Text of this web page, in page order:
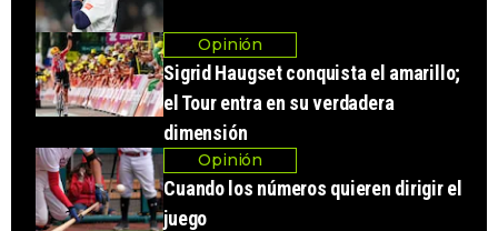
Opinión
Sigrid Haugset conquista el amarillo;
el Tour entra en su verdadera
dimensión
Opinión
Cuando los números quieren dirigir el
juego